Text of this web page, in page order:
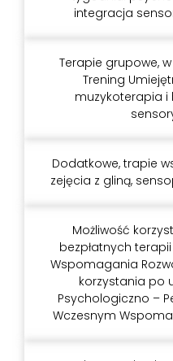
integracja
Terapie grupowe,
Trening
muzykoterapia i
Dodatkowe, trapie
zejęcia z gliną,
Możliwość
bezpłatnych
Wspomagania
korzystania po
Psychologiczno –
Wczesnym